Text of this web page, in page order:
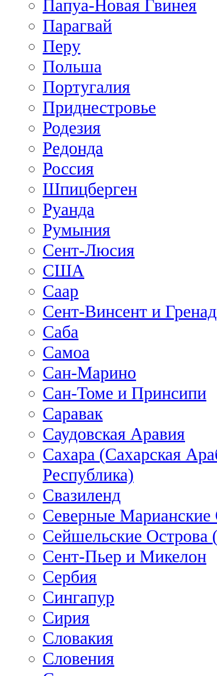
Папуа-Новая Гвинея
Парагвай
Перу
Польша
Португалия
Приднестровье
Родезия
Редонда
Россия
Шпицберген
Руанда
Румыния
Сент-Люсия
США
Саар
Сент-Винсент и
Саба
Самоа
Сан-Марино
Сан-Томе и Принсипи
Саравак
Саудовская Аравия
Сахара (Сахарская
Республика)
Свазиленд
Северные Марианские
Сейшельские
Сент-Пьер и Микелон
Сербия
Сингапур
Сирия
Словакия
Словения